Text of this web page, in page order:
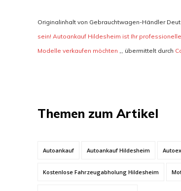
Originalinhalt von Gebrauchtwagen-Händler
sein! Autoankauf Hildesheim ist Ihr
Modelle verkaufen möchten „, übermittelt durch
Themen zum Artikel
Autoankauf Autoankauf Hildesheim
Kostenlose Fahrzeugabholung Hildesheim